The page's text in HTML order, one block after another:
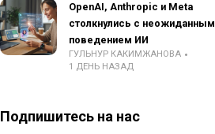
OpenAI, Anthropic и Meta
столкнулись с неожиданным
поведением ИИ
ГУЛЬНУР КАКИМЖАНОВА
1 ДЕНЬ НАЗАД
Подпишитесь на нас